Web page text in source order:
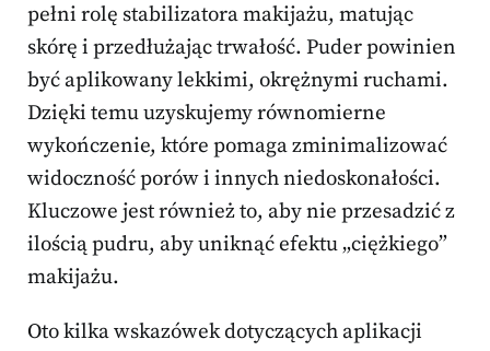
pełni rolę stabilizatora makijażu, matując
skórę i przedłużając trwałość. Puder powinien
być aplikowany lekkimi, okrężnymi ruchami.
Dzięki temu uzyskujemy równomierne
wykończenie, które pomaga zminimalizować
widoczność porów i innych niedoskonałości.
Kluczowe jest również to, aby nie przesadzić z
ilością pudru, aby uniknąć efektu „ciężkiego”
makijażu.
Oto kilka wskazówek dotyczących aplikacji